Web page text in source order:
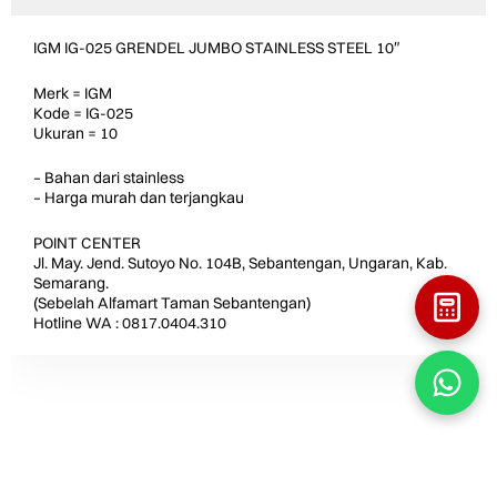
IGM IG-025 GRENDEL JUMBO STAINLESS STEEL 10″
Merk = IGM
Kode = IG-025
Ukuran = 10
– Bahan dari stainless
– Harga murah dan terjangkau
POINT CENTER
Jl. May. Jend. Sutoyo No. 104B, Sebantengan, Ungaran, Kab.
Semarang.
(Sebelah Alfamart Taman Sebantengan)
Hotline WA : 0817.0404.310